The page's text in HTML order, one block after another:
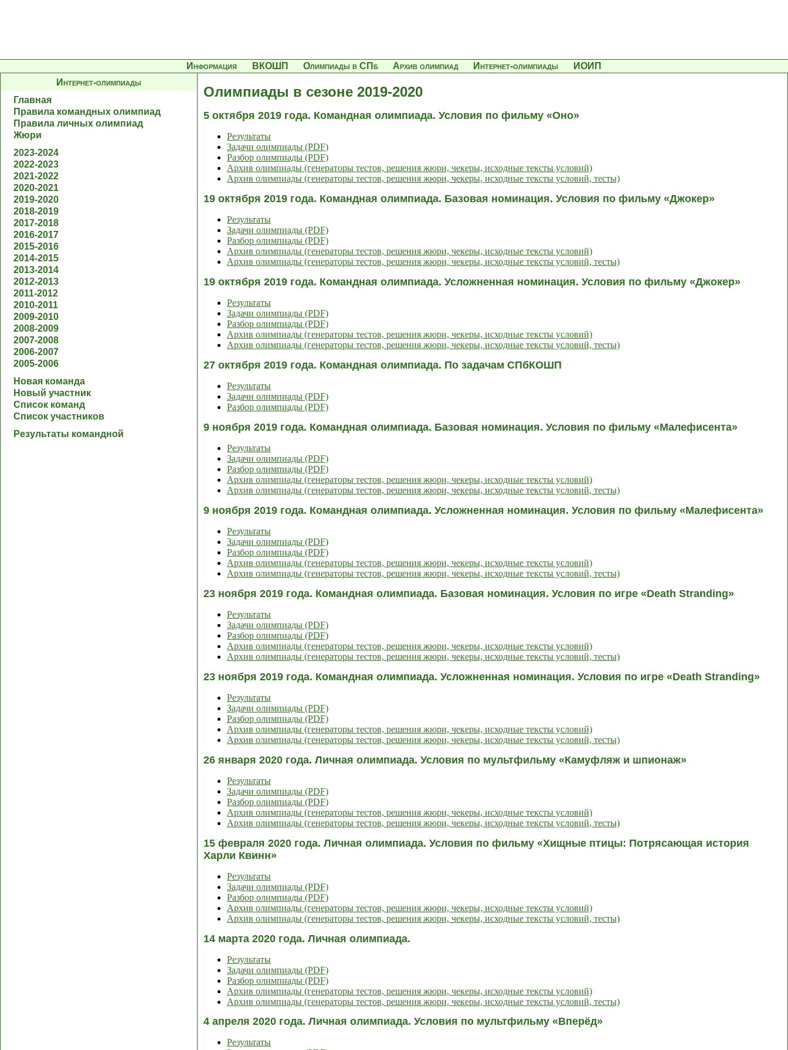
Информация ВКОШП Олимпиады в СПб Архив олимпиад Интернет-олимпиады
ИОИП
Интернет-олимпиады
Главная
Правила командных олимпиад
Правила личных олимпиад
Жюри
2023-2024
2022-2023
2021-2022
2020-2021
2019-2020
2018-2019
2017-2018
2016-2017
2015-2016
2014-2015
2013-2014
2012-2013
2011-2012
2010-2011
2009-2010
2008-2009
2007-2008
2006-2007
2005-2006
Новая команда
Новый участник
Список команд
Список участников
Результаты командной
Олимпиады в сезоне 2019-2020
5 октября 2019 года. Командная олимпиада. Условия по фильму «Оно»
Результаты
Задачи олимпиады (PDF)
Разбор олимпиады (PDF)
Архив олимпиады (генераторы тестов, решения жюри, чекеры, исходные тексты условий)
Архив олимпиады (генераторы тестов, решения жюри, чекеры, исходные тексты условий, тесты)
19 октября 2019 года. Командная олимпиада. Базовая номинация. Условия по фильму «Джокер»
Результаты
Задачи олимпиады (PDF)
Разбор олимпиады (PDF)
Архив олимпиады (генераторы тестов, решения жюри, чекеры, исходные тексты условий)
Архив олимпиады (генераторы тестов, решения жюри, чекеры, исходные тексты условий, тесты)
19 октября 2019 года. Командная олимпиада. Усложненная номинация. Условия по фильму «Джокер»
Результаты
Задачи олимпиады (PDF)
Разбор олимпиады (PDF)
Архив олимпиады (генераторы тестов, решения жюри, чекеры, исходные тексты условий)
Архив олимпиады (генераторы тестов, решения жюри, чекеры, исходные тексты условий, тесты)
27 октября 2019 года. Командная олимпиада. По задачам СПбКОШП
Результаты
Задачи олимпиады (PDF)
Разбор олимпиады (PDF)
9 ноября 2019 года. Командная олимпиада. Базовая номинация. Условия по фильму «Малефисента»
Результаты
Задачи олимпиады (PDF)
Разбор олимпиады (PDF)
Архив олимпиады (генераторы тестов, решения жюри, чекеры, исходные тексты условий)
Архив олимпиады (генераторы тестов, решения жюри, чекеры, исходные тексты условий, тесты)
9 ноября 2019 года. Командная олимпиада. Усложненная номинация. Условия по фильму «Малефисента»
Результаты
Задачи олимпиады (PDF)
Разбор олимпиады (PDF)
Архив олимпиады (генераторы тестов, решения жюри, чекеры, исходные тексты условий)
Архив олимпиады (генераторы тестов, решения жюри, чекеры, исходные тексты условий, тесты)
23 ноября 2019 года. Командная олимпиада. Базовая номинация. Условия по игре «Death Stranding»
Результаты
Задачи олимпиады (PDF)
Разбор олимпиады (PDF)
Архив олимпиады (генераторы тестов, решения жюри, чекеры, исходные тексты условий)
Архив олимпиады (генераторы тестов, решения жюри, чекеры, исходные тексты условий, тесты)
23 ноября 2019 года. Командная олимпиада. Усложненная номинация. Условия по игре «Death Stranding»
Результаты
Задачи олимпиады (PDF)
Разбор олимпиады (PDF)
Архив олимпиады (генераторы тестов, решения жюри, чекеры, исходные тексты условий)
Архив олимпиады (генераторы тестов, решения жюри, чекеры, исходные тексты условий, тесты)
26 января 2020 года. Личная олимпиада. Условия по мультфильму «Камуфляж и шпионаж»
Результаты
Задачи олимпиады (PDF)
Разбор олимпиады (PDF)
Архив олимпиады (генераторы тестов, решения жюри, чекеры, исходные тексты условий)
Архив олимпиады (генераторы тестов, решения жюри, чекеры, исходные тексты условий, тесты)
15 февраля 2020 года. Личная олимпиада. Условия по фильму «Хищные птицы: Потрясающая история
Харли Квинн»
Результаты
Задачи олимпиады (PDF)
Разбор олимпиады (PDF)
Архив олимпиады (генераторы тестов, решения жюри, чекеры, исходные тексты условий)
Архив олимпиады (генераторы тестов, решения жюри, чекеры, исходные тексты условий, тесты)
14 марта 2020 года. Личная олимпиада.
Результаты
Задачи олимпиады (PDF)
Разбор олимпиады (PDF)
Архив олимпиады (генераторы тестов, решения жюри, чекеры, исходные тексты условий)
Архив олимпиады (генераторы тестов, решения жюри, чекеры, исходные тексты условий, тесты)
4 апреля 2020 года. Личная олимпиада. Условия по мультфильму «Вперёд»
Результаты